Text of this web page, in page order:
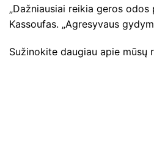
„Dažniausiai reikia geros odos
Kassoufas. „Agresyvaus
Sužinokite daugiau apie mūsų